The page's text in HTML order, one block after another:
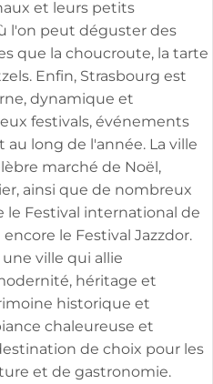
et leurs petits
l'on peut déguster des
que la choucroute, la tarte
Enfin, Strasbourg est
dynamique et
festivals, événements
long de l'année. La ville
marché de Noël,
ainsi que de nombreux
le Festival international de
le Festival Jazzdor.
ville qui allie
héritage et
historique et
chaleureuse et
de choix pour les
et de gastronomie.